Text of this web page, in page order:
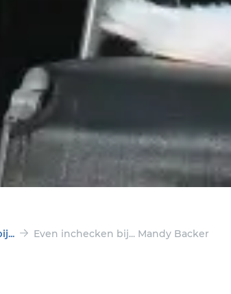
Even inchecken bij... Mandy Backer